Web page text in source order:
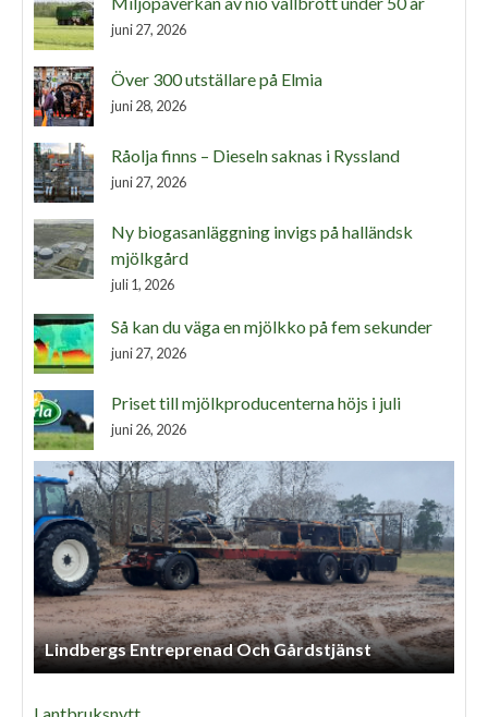
juni 27, 2026
Över 300 utställare på Elmia
juni 28, 2026
Råolja finns – Dieseln saknas i Ryssland
juni 27, 2026
Ny biogasanläggning invigs på halländsk
mjölkgård
juli 1, 2026
Så kan du väga en mjölkko på fem sekunder
juni 27, 2026
Priset till mjölkproducenterna höjs i juli
juni 26, 2026
Lindbergs Entreprenad Och Gårdstjänst